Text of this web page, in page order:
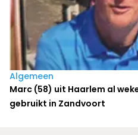
Algemeen
Marc (58) uit Haarlem al
gebruikt in Zandvoort